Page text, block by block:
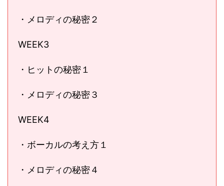
・メロディの秘密２
WEEK3
・ヒットの秘密１
・メロディの秘密３
WEEK4
・ボーカルの考え方１
・メロディの秘密４